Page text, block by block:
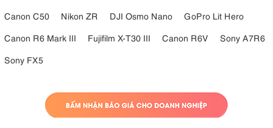
Canon C50
Nikon ZR DJI Osmo Nano
GoPro Lit Hero
Canon R6 Mark III
Fujifilm X-T30 III Canon R6V
Sony A7R6
Sony FX5